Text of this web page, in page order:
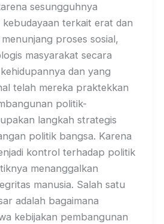
sesungguhnya
terkait erat dan
proses sosial,
masyarakat secara
dan yang
telah mereka praktekkan
politik-
langkah strategis
politik bangsa. Karena
kontrol terhadap politik
menanggalkan
manusia. Salah satu
adalah bagaimana
kebijakan pembangunan